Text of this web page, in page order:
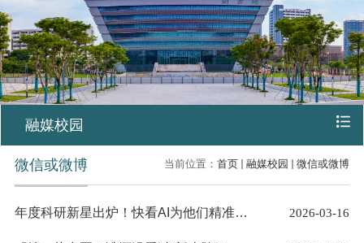
融媒校园
当前位置：首页 融媒校园 微信或微博
微信或微博
年度科研新星出炉！快看AI为他们精准画像！ 2026-03-16